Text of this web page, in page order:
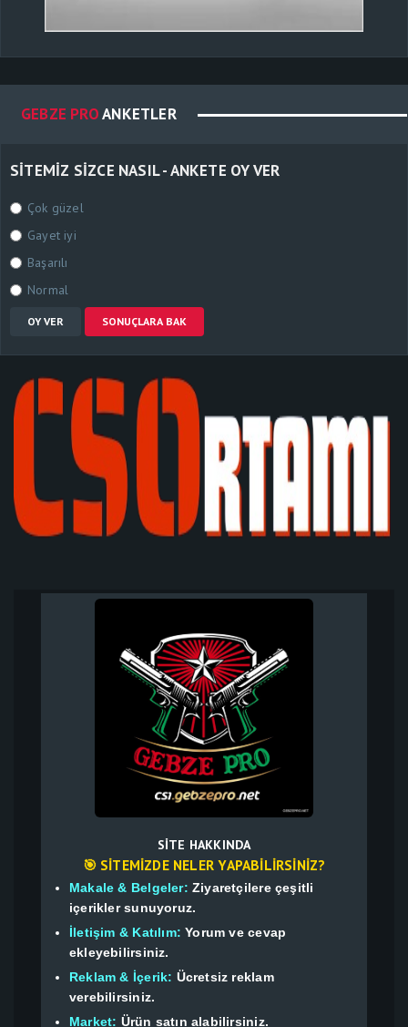
GEBZE PROANKETLER
SITEMIZ SIZCE NASIL - ANKETE OY VER
Çok güzel
Gayet iyi
Başarılı
Normal
OY VER SONUÇLARA BAK
SITE HAKKINDA
🎯 SITEMIZDE NELER YAPABILIRSINIZ?
Makale & Belgeler: Ziyaretçilere çeşitli
içerikler sunuyoruz.
İletişim & Katılım: Yorum ve cevap
ekleyebilirsiniz.
Reklam & İçerik: Ücretsiz reklam
verebilirsiniz.
Market: Ürün satın alabilirsiniz.